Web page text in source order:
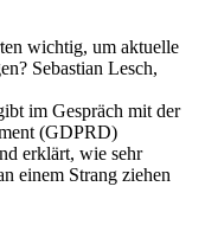
wichtig, um aktuelle
Sebastian Lesch,
im Gespräch mit der
(GDPRD)
erklärt, wie sehr
einem Strang ziehen